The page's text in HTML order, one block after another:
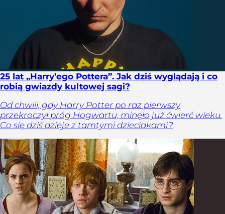
25 lat „Harry’ego Pottera”. Jak dziś wyglądają i co
robią gwiazdy kultowej sagi?
Od chwili, gdy Harry Potter po raz pierwszy
przekroczył próg Hogwartu, minęło już ćwierć wieku.
Co się dziś dzieje z tamtymi dzieciakami?